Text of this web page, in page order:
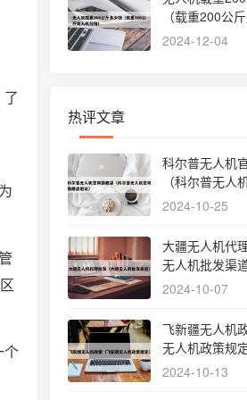
个
（载重200公
格）
2024-12-04
热评文章
科尔普无人机
（科尔普无人
地址）
2024-10-25
大疆无人机代
无人机批发渠道
2024-10-07
飞新疆无人机
无人机政策规定
2024-10-13